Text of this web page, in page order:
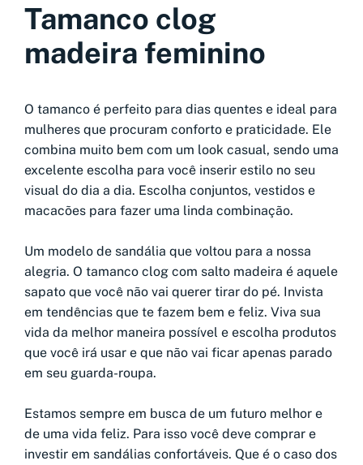
Tamanco clog
madeira feminino
O tamanco é perfeito para dias quentes e ideal para
mulheres que procuram conforto e praticidade. Ele
combina muito bem com um look casual, sendo uma
excelente escolha para você inserir estilo no seu
visual do dia a dia. Escolha conjuntos, vestidos e
macacões para fazer uma linda combinação.
Um modelo de sandália que voltou para a nossa
alegria. O tamanco clog com salto madeira é aquele
sapato que você não vai querer tirar do pé. Invista
em tendências que te fazem bem e feliz. Viva sua
vida da melhor maneira possível e escolha produtos
que você irá usar e que não vai ficar apenas parado
em seu guarda-roupa.
Estamos sempre em busca de um futuro melhor e
de uma vida feliz. Para isso você deve comprar e
investir em sandálias confortáveis. Que é o caso dos